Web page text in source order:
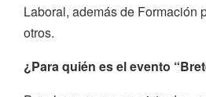
Laboral, además de Formación
otros.
¿Para quién es el evento